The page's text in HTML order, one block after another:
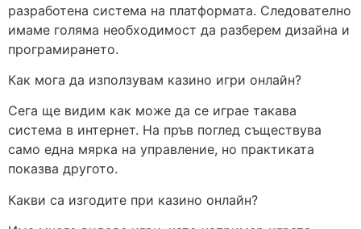
разработена система на платформата. Следователно
имаме голяма необходимост да разберем дизайна и
програмирането.
Как мога да използувам казино игри онлайн?
Сега ще видим как може да се играе такава
система в интернет. На пръв поглед съществува
само една мярка на управление, но практиката
показва другото.
Какви са изгодите при казино онлайн?